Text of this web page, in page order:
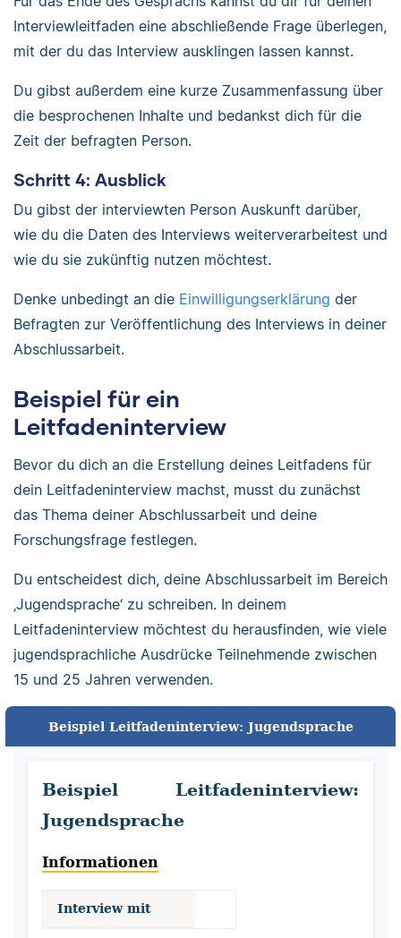
Interviewleitfaden eine abschließende Frage überlegen,
mit der du das Interview ausklingen lassen kannst.
Du gibst außerdem eine kurze Zusammenfassung über
die besprochenen Inhalte und bedankst dich für die
Zeit der befragten Person.
Schritt 4: Ausblick
Du gibst der interviewten Person Auskunft darüber,
wie du die Daten des Interviews weiterverarbeitest und
wie du sie zukünftig nutzen möchtest.
Denke unbedingt an die Einwilligungserklärung der
Befragten zur Veröffentlichung des Interviews in deiner
Abschlussarbeit.
Beispiel für ein
Leitfadeninterview
Bevor du dich an die Erstellung deines Leitfadens für
dein Leitfadeninterview machst, musst du zunächst
das Thema deiner Abschlussarbeit und deine
Forschungsfrage festlegen.
Du entscheidest dich, deine Abschlussarbeit im Bereich
‚Jugendsprache‘ zu schreiben. In deinem
Leitfadeninterview möchtest du herausfinden, wie viele
jugendsprachliche Ausdrücke Teilnehmende zwischen
15 und 25 Jahren verwenden.
Beispiel Leitfadeninterview: Jugendsprache
Beispiel Leitfadeninterview:
Jugendsprache
Informationen
Interview mit